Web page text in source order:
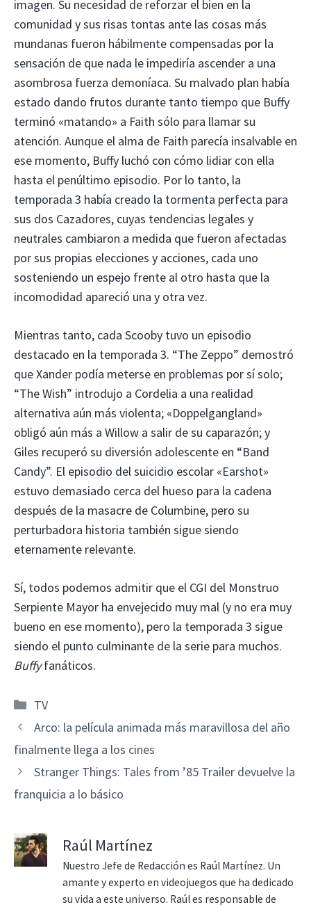
imagen. Su necesidad de reforzar el bien en la
comunidad y sus risas tontas ante las cosas más
mundanas fueron hábilmente compensadas por la
sensación de que nada le impediría ascender a una
asombrosa fuerza demoníaca. Su malvado plan había
estado dando frutos durante tanto tiempo que Buffy
terminó «matando» a Faith sólo para llamar su
atención. Aunque el alma de Faith parecía insalvable en
ese momento, Buffy luchó con cómo lidiar con ella
hasta el penúltimo episodio. Por lo tanto, la
temporada 3 había creado la tormenta perfecta para
sus dos Cazadores, cuyas tendencias legales y
neutrales cambiaron a medida que fueron afectadas
por sus propias elecciones y acciones, cada uno
sosteniendo un espejo frente al otro hasta que la
incomodidad apareció una y otra vez.
Mientras tanto, cada Scooby tuvo un episodio
destacado en la temporada 3. “The Zeppo” demostró
que Xander podía meterse en problemas por sí solo;
“The Wish” introdujo a Cordelia a una realidad
alternativa aún más violenta; «Doppelgangland»
obligó aún más a Willow a salir de su caparazón; y
Giles recuperó su diversión adolescente en “Band
Candy”. El episodio del suicidio escolar «Earshot»
estuvo demasiado cerca del hueso para la cadena
después de la masacre de Columbine, pero su
perturbadora historia también sigue siendo
eternamente relevante.
Sí, todos podemos admitir que el CGI del Monstruo
Serpiente Mayor ha envejecido muy mal (y no era muy
bueno en ese momento), pero la temporada 3 sigue
siendo el punto culminante de la serie para muchos.
Buffyfanáticos.
Categorías
TV
Arco: la película animada más maravillosa del año
finalmente llega a los cines
Stranger Things: Tales from ’85 Trailer devuelve la
franquicia a lo básico
Raúl Martínez
Nuestro Jefe de Redacción es Raúl Martínez. Un
amante y experto en videojuegos que ha dedicado
su vida a este universo. Raúl es responsable de